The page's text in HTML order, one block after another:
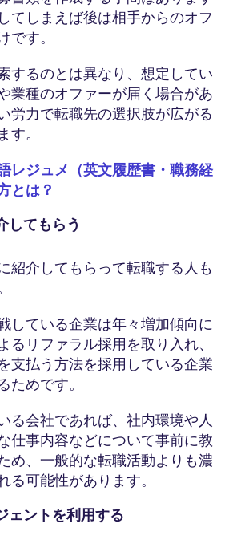
てしまえば後は相手からのオフ
です。
するのとは異なり、想定してい
業種のオファーが届く場合があ
労力で転職先の選択肢が広がる
す。
レジュメ（英文履歴書・職務経
とは？
してもらう
紹介してもらって転職する人も
している企業は年々増加傾向に
るリファラル採用を取り入れ、
支払う方法を採用している企業
ためです。
る会社であれば、社内環境や人
仕事内容などについて事前に教
め、一般的な転職活動よりも濃
る可能性があります。
ェントを利用する